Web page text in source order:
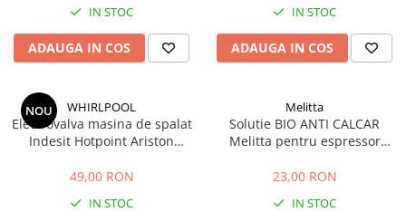
IN STOC
ADAUGA IN COS
IN STOC
ADAUGA IN COS
NOU WHIRLPOOL
Electrovalva masina de spalat
Indesit Hotpoint Ariston
482000022813 C00110333
49,00 RON
IN STOC
Melitta
Solutie BIO ANTI CALCAR
Melitta pentru espressor
apa, 250 ml, 6 utilizari
23,00 RON
IN STOC